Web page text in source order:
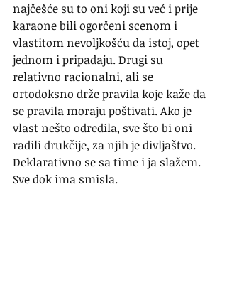
najčešće su to oni koji su već i prije
karaone bili ogorčeni scenom i
vlastitom nevoljkošću da istoj, opet
jednom i pripadaju. Drugi su
relativno racionalni, ali se
ortodoksno drže pravila koje kaže da
se pravila moraju poštivati. Ako je
vlast nešto odredila, sve što bi oni
radili drukčije, za njih je divljaštvo.
Deklarativno se sa time i ja slažem.
Sve dok ima smisla.